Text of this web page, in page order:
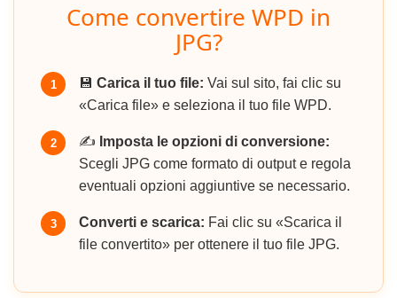
Come convertire WPD in
JPG?
1 💾 Carica il tuo file: Vai sul sito, fai clic su
«Carica file» e seleziona il tuo file WPD.
2 ✍️ Imposta le opzioni di conversione:
Scegli JPG come formato di output e regola
eventuali opzioni aggiuntive se necessario.
3 Converti e scarica: Fai clic su «Scarica il
file convertito» per ottenere il tuo file JPG.